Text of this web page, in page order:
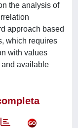
the analysis of
approach based
which requires
with values
available